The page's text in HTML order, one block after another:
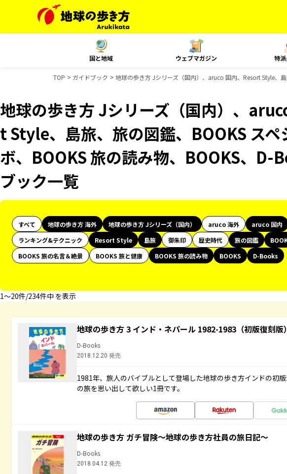
国と地域 ウェブマガジン 特
TOP ガイドブック 地球の歩き方 Jシリーズ（国内）、aruco 国内、Resort Style、
地球の歩き方 Jシリーズ（国内）、
t Style、島旅、旅の図鑑、BOOKS スペ
ボ、BOOKS 旅の読み物、BOOKS、D-
ブック一覧
すべて 地球の歩き方 海外 地球の歩き方 Jシリーズ（国内） aruco 海外 aruco 国内
ランキング&テクニック
Resort Style 島旅 御朱印 歴史時代 旅の図鑑
BOOKS 旅の名言＆絶景
BOOKS 旅と健康 BOOKS 旅の読み物 BOOKS
D-Books
1〜20件/234件中 を表示
地球の歩き方 3 インド・ネパール 1982-1983（初版復刻版）
D-Books
2018.12.20 発売
1981年、旅人のバイブルとして登場した地球の歩き方インドの初
の旅を思い出して欲しい1冊です。
地球の歩き方 ガチ冒険～地球の歩き方社員の旅日記～
D-Books
2018.04.12 発売